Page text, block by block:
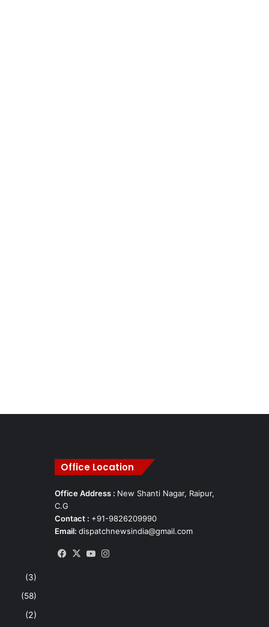
(3)
(58)
(2)
Office Location
Office Address : New Shanti Nagar, Raipur,
C.G
Contact : +91-9826209990
Email: dispatchnewsindia@gmail.com
Facebook
X YouTube